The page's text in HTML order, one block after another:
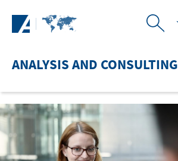
ANALYSIS AND CONSULTING